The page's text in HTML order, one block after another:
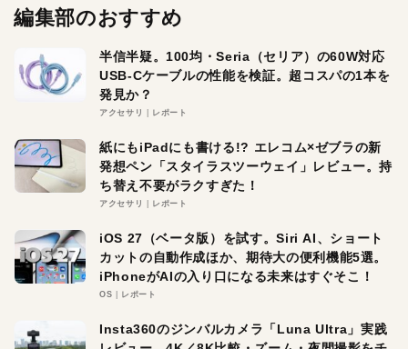
編集部のおすすめ
半信半疑。100均・Seria（セリア）の60W対応
USB-Cケーブルの性能を検証。超コスパの1本を
発見か？
アクセサリ レポート
紙にもiPadにも書ける!? エレコム×ゼブラの新
発想ペン「スタイラスツーウェイ」レビュー。持
ち替え不要がラクすぎた！
アクセサリ レポート
iOS 27（ベータ版）を試す。Siri AI、ショート
カットの自動作成ほか、期待大の便利機能5選。
iPhoneがAIの入り口になる未来はすぐそこ！
OS レポート
Insta360のジンバルカメラ「Luna Ultra」実践